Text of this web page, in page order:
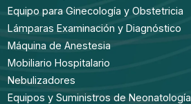
Equipo para Ginecología y Obstetricia
Lámparas Examinación y Diagnóstico
Máquina de Anestesia
Mobiliario Hospitalario
Nebulizadores
Equipos y Suministros de Neonatología